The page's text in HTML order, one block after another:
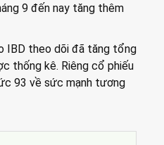
9 đến nay tăng thêm
IBD theo dõi đã tăng tổng
thống kê. Riêng cổ phiếu
93 về sức mạnh tương